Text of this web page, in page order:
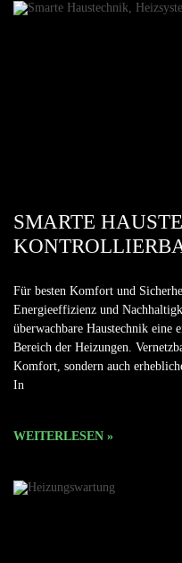
SMARTE
Für besten Komfort und
Energieeffizienz und
überwachbare Haustechnik eine
Bereich der Heizungen.
Komfort, sondern auch
In
WEITERLESEN »